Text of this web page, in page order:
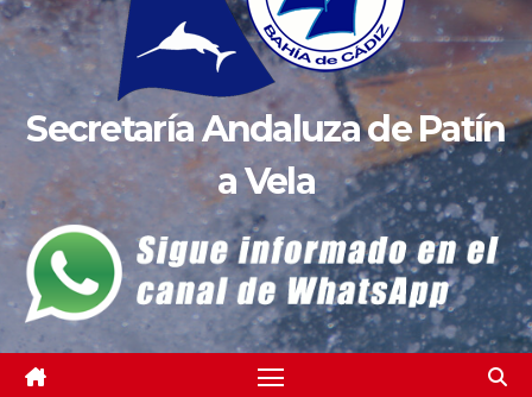
Secretaría Andaluza de Patín
a Vela